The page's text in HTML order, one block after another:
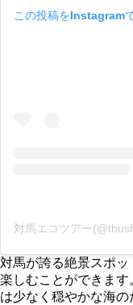
この投稿をInstagram
対馬エコツアー
対馬が誇る絶景スポ
楽しむことができま
は少なく穏やかな海